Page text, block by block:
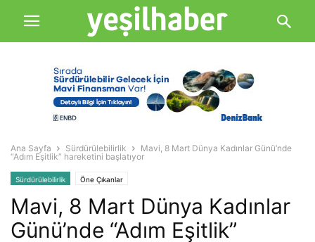
Ana Sayfa Sürdürülebilirlik
Mavi, 8 Mart Dünya Kadınlar Günü’nde
“Adım Eşitlik” hareketini başlatıyor
Sürdürülebilirlik Öne Çıkanlar
Mavi, 8 Mart Dünya Kadınlar
Günü’nde “Adım Eşitlik”